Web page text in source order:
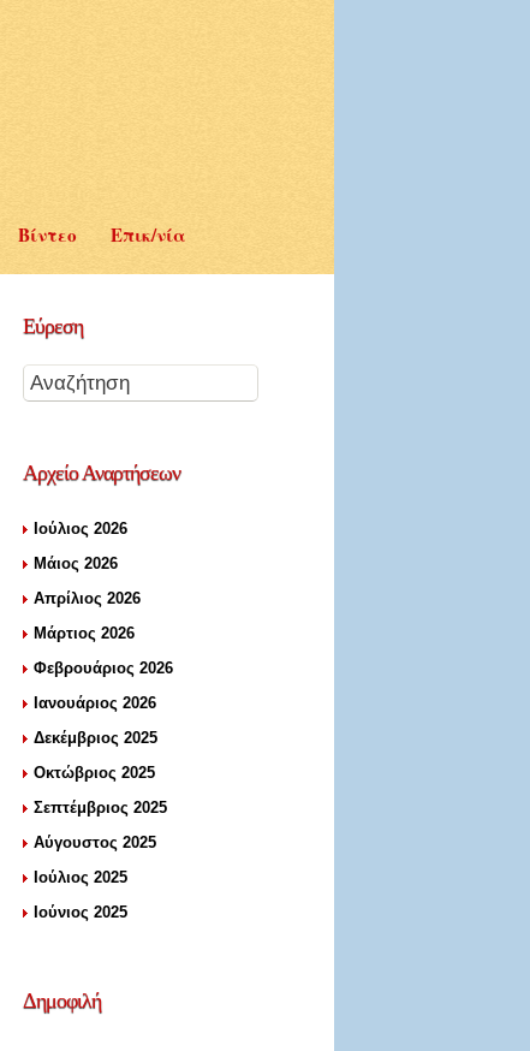
Βίντεο Επικ/νία
Εύρεση
ΑρχείοΑναρτήσεων
Ιούλιος 2026
Μάιος 2026
Απρίλιος 2026
Μάρτιος 2026
Φεβρουάριος 2026
Ιανουάριος 2026
Δεκέμβριος 2025
Οκτώβριος 2025
Σεπτέμβριος 2025
Αύγουστος 2025
Ιούλιος 2025
Ιούνιος 2025
Δημοφιλή